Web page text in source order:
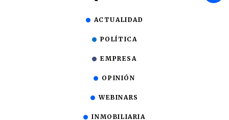
ACTUALIDAD
POLÍTICA
EMPRESA
OPINIÓN
WEBINARS
INMOBILIARIA